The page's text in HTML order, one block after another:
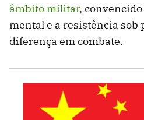
âmbito militar,
mental e a resistência sob
diferença em combate.